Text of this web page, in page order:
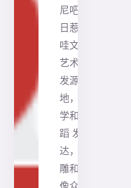
尼吧！
日惹 爪
哇文化
艺术的
发源
地，文
学和舞
蹈 发
达，浮
雕和雕